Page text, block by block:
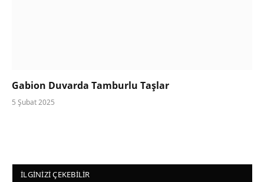
Gabion Duvarda Tamburlu Taşlar
5 Şubat 2025
İLGINIZI ÇEKEBILIR